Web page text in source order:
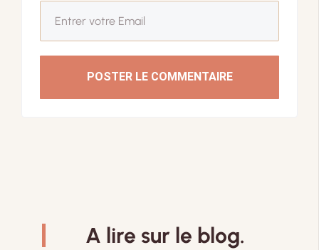
POSTER LE COMMENTAIRE
A lire sur le blog.